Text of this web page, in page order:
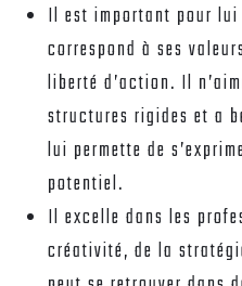
Il est important pour
correspond à ses
liberté d’action. Il
structures rigides et a
lui permette de
potentiel.
Il excelle dans les
créativité, de la